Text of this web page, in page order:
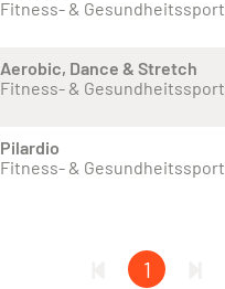
Fitness- & Gesundheitssport
Aerobic, Dance & Stretch
Fitness- & Gesundheitssport
Pilardio
Fitness- & Gesundheitssport
1